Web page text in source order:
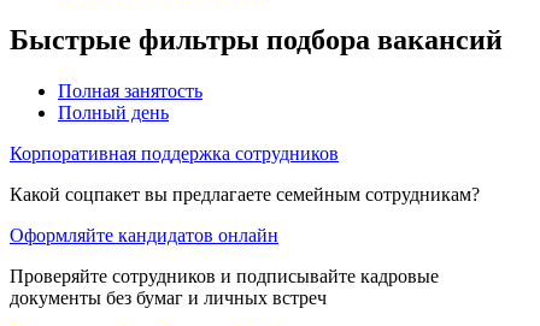
Быстрые фильтры подбора вакансий
Полная занятость
Полный день
Корпоративная поддержка сотрудников
Какой соцпакет вы предлагаете семейным сотрудникам?
Оформляйте кандидатов онлайн
Проверяйте сотрудников и подписывайте кадровые
документы без бумаг и личных встреч